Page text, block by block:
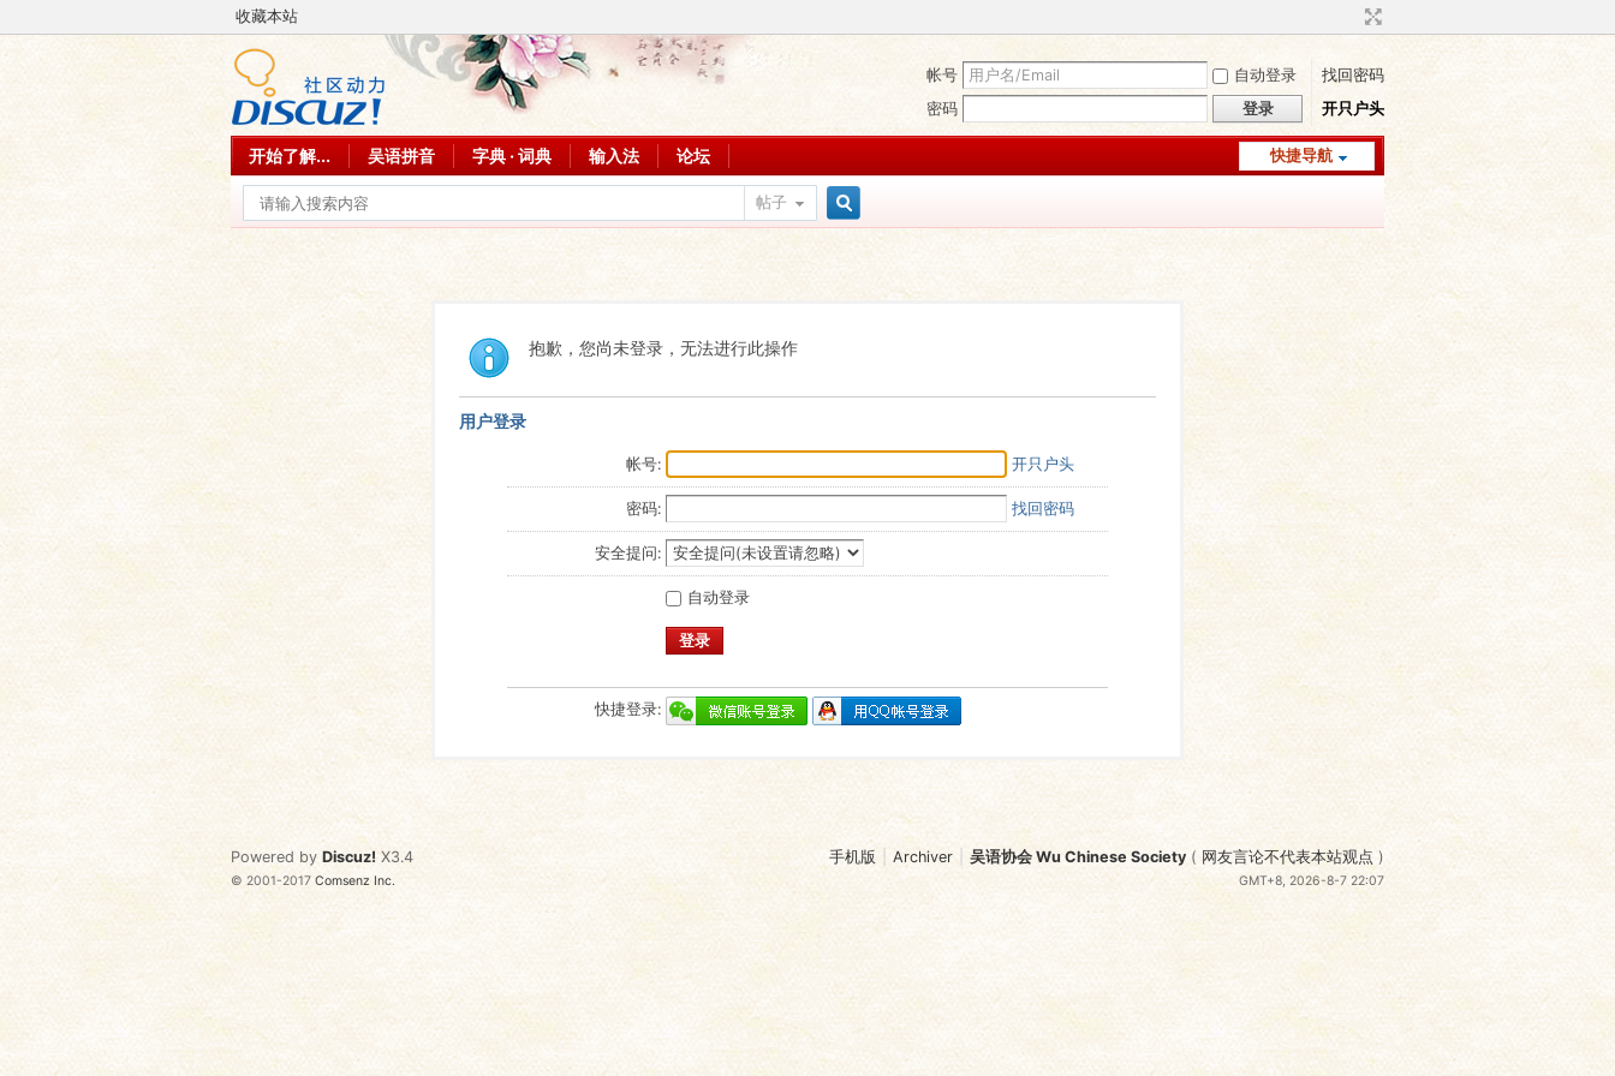
收藏本站
帐号 自动登录
找回密码
密码
登录 开只户头
快捷导航
开始了解... 吴语拼音 字典 · 词典 输入法 论坛
帖子
抱歉，您尚未登录，无法进行此操作
用户登录
帐号: 开只户头
密码: 找回密码
安全提问:
自动登录
登录
快捷登录:
手机版 Archiver 吴语协会 Wu Chinese Society ( 网友言论不代表本站观点 )
GMT+8, 2026-8-7 22:07
Powered by Discuz! X3.4
© 2001-2017Comsenz Inc.